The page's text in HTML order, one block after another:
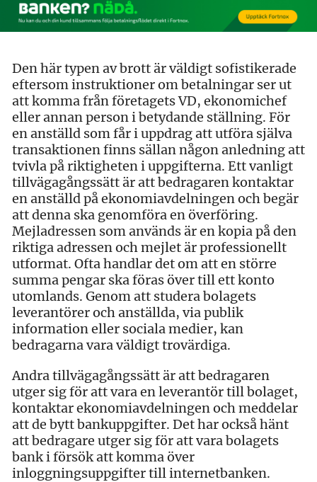
Den här typen av brott är väldigt sofistikerade
eftersom instruktioner om betalningar ser ut
att komma från företagets VD, ekonomichef
eller annan person i betydande ställning. För
en anställd som får i uppdrag att utföra själva
transaktionen finns sällan någon anledning att
tvivla på riktigheten i uppgifterna. Ett vanligt
tillvägagångssätt är att bedragaren kontaktar
en anställd på ekonomiavdelningen och begär
att denna ska genomföra en överföring.
Mejladressen som används är en kopia på den
riktiga adressen och mejlet är professionellt
utformat. Ofta handlar det om att en större
summa pengar ska föras över till ett konto
utomlands. Genom att studera bolagets
leverantörer och anställda, via publik
information eller sociala medier, kan
bedragarna vara väldigt trovärdiga.
Andra tillvägagångssätt är att bedragaren
utger sig för att vara en leverantör till bolaget,
kontaktar ekonomiavdelningen och meddelar
att de bytt bankuppgifter. Det har också hänt
att bedragare utger sig för att vara bolagets
bank i försök att komma över
inloggningsuppgifter till internetbanken.